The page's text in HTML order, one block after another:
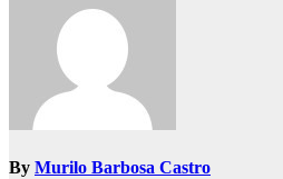
By Murilo Barbosa Castro